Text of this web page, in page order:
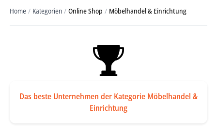
Home / Kategorien / Online Shop / Möbelhandel & Einrichtung
Das beste Unternehmen der Kategorie Möbelhandel &
Einrichtung